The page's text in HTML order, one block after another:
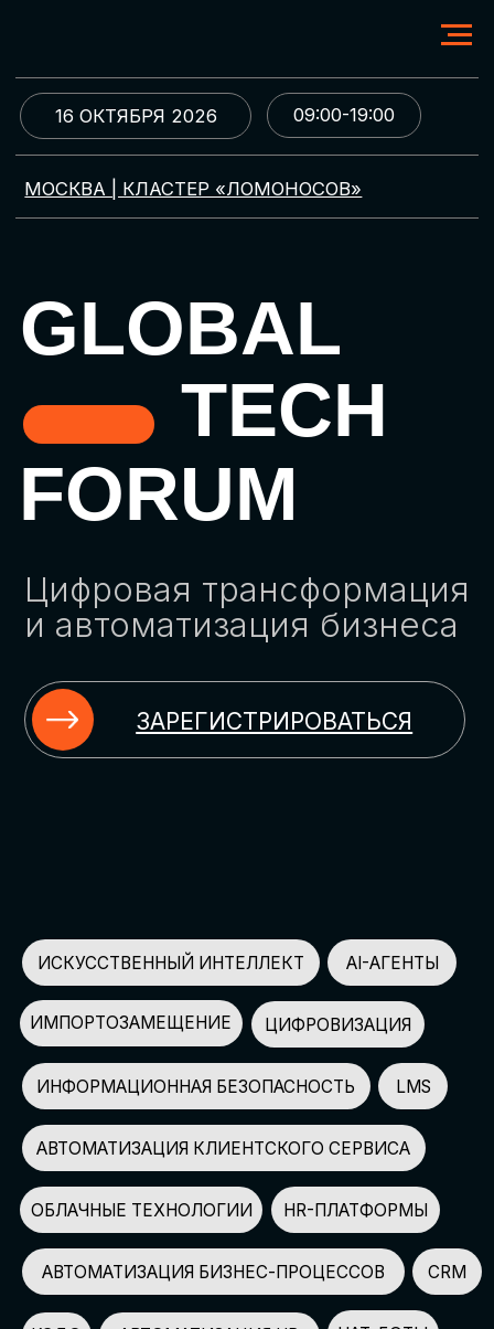
МОСКВА | КЛАСТЕР «ЛОМОНОСОВ»
GLOBAL
TECH
FORUM
Цифровая трансформация
и автоматизация бизнеса
ЗАРЕГИСТРИРОВАТЬСЯ
09:00-19:00
16 ОКТЯБРЯ 2026
ИСКУССТВЕННЫЙ ИНТЕЛЛЕКТ
НЕЙРОСЕТИ ДЛЯ БИЗНЕСА
КЭДО
ЦИФРОВИЗАЦИЯ
АВТОМАТИЗАЦИЯ HR
АВТОМАТИЗАЦИЯ МАРКЕТИНГА И ПРОДАЖ
AI-АССИСТЕНТЫ
ЧАТ-БОТЫ
ИМПОРТОЗАМЕЩЕНИЕ
СПИКЕРОВ
150+
ПАРТНЕРОВ
100+